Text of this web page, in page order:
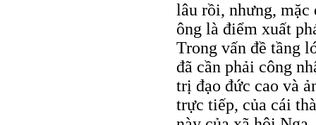
lâu rồi, nhưng, mặc
ông là điểm xuất
Trong vấn đề tầng
đã cần phải công
trị đạo đức cao và
trực tiếp, của cái